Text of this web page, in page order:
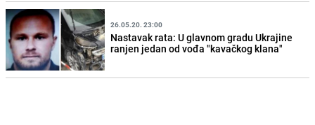
26.05.20. 23:00
Nastavak rata: U glavnom gradu Ukrajine
ranjen jedan od vođa "kavačkog klana"